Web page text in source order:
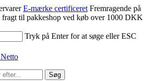
E-mærke certificeret Fremragende på
fragt til pakkeshop ved køb over 1000 DKK
Tryk på Enter for at søge eller ESC
Søg